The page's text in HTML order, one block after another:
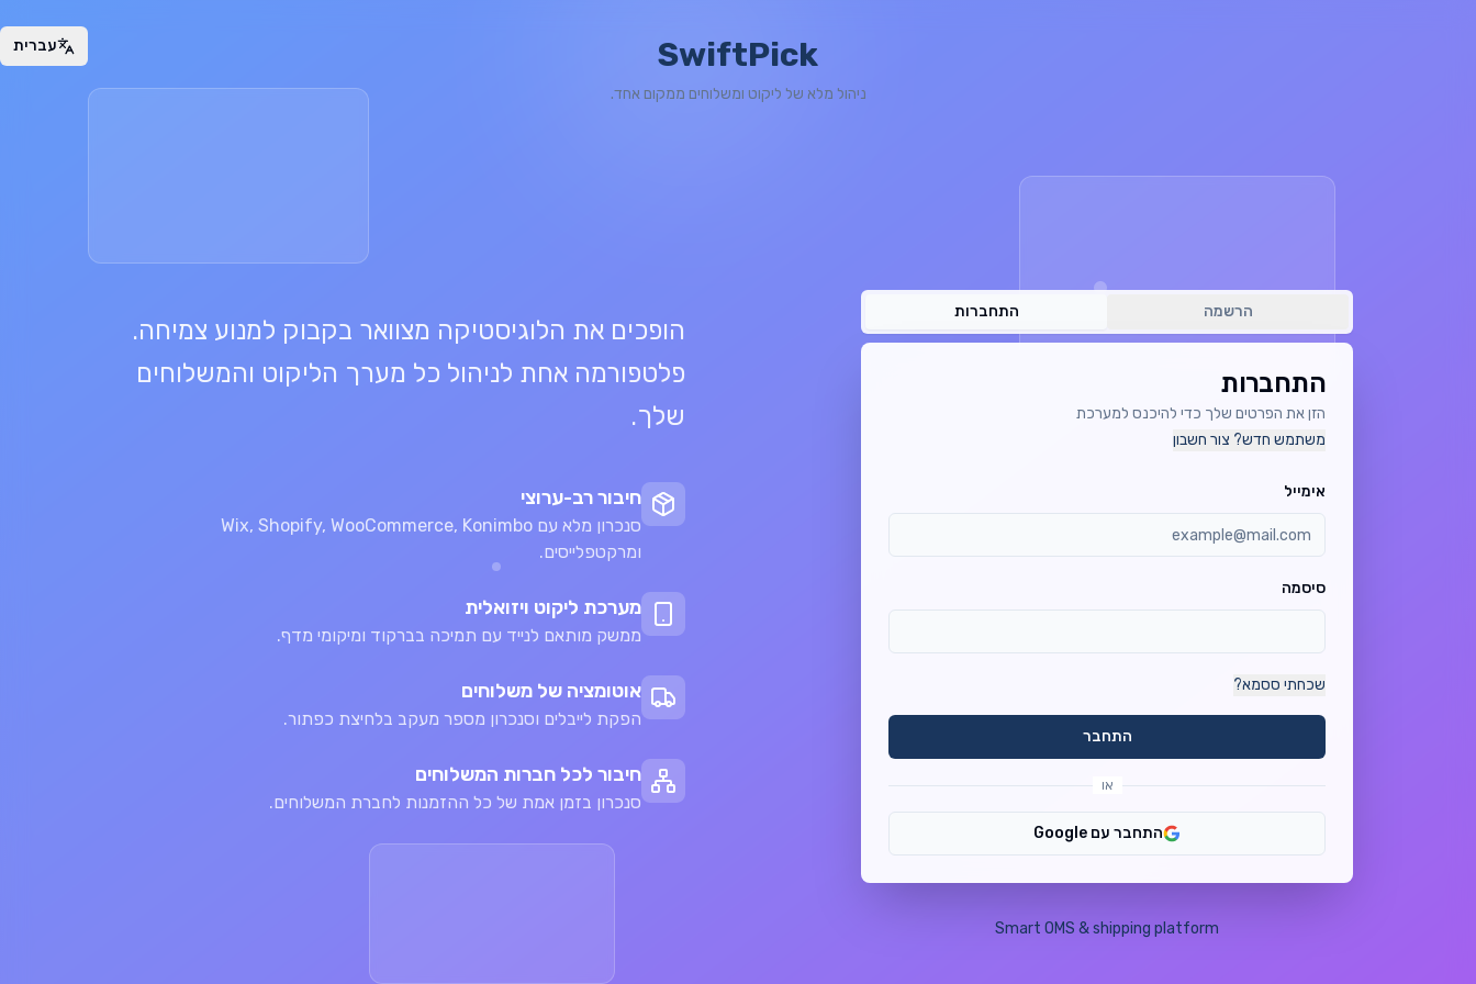
עברית SwiftPick
ניהול מלא של ליקוט ומשלוחים ממקום אחד.
הופכים את הלוגיסטיקה מצוואר בקבוק למנוע צמיחה.
פלטפורמה אחת לניהול כל מערך הליקוט והמשלוחים
שלך.
חיבור רב-ערוצי
סנכרון מלא עם Wix, Shopify, WooCommerce, Konimbo
ומרקטפלייסים.
מערכת ליקוט ויזואלית
ממשק מותאם לנייד עם תמיכה בברקוד ומיקומי מדף.
אוטומציה של משלוחים
הפקת לייבלים וסנכרון מספר מעקב בלחיצת כפתור.
חיבור לכל חברות המשלוחים
סנכרון בזמן אמת של כל ההזמנות לחברת המשלוחים.
התחברות הרשמה
התחברות
הזן את הפרטים שלך כדי להיכנס למערכת
משתמש חדש? צור חשבון
אימייל
סיסמה
שכחתי ססמא?
התחבר
או
התחבר עם Google
Smart OMS & shipping platform